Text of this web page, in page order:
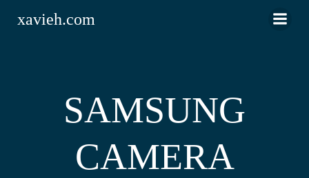
xavieh.com
SAMSUNG
CAMERA